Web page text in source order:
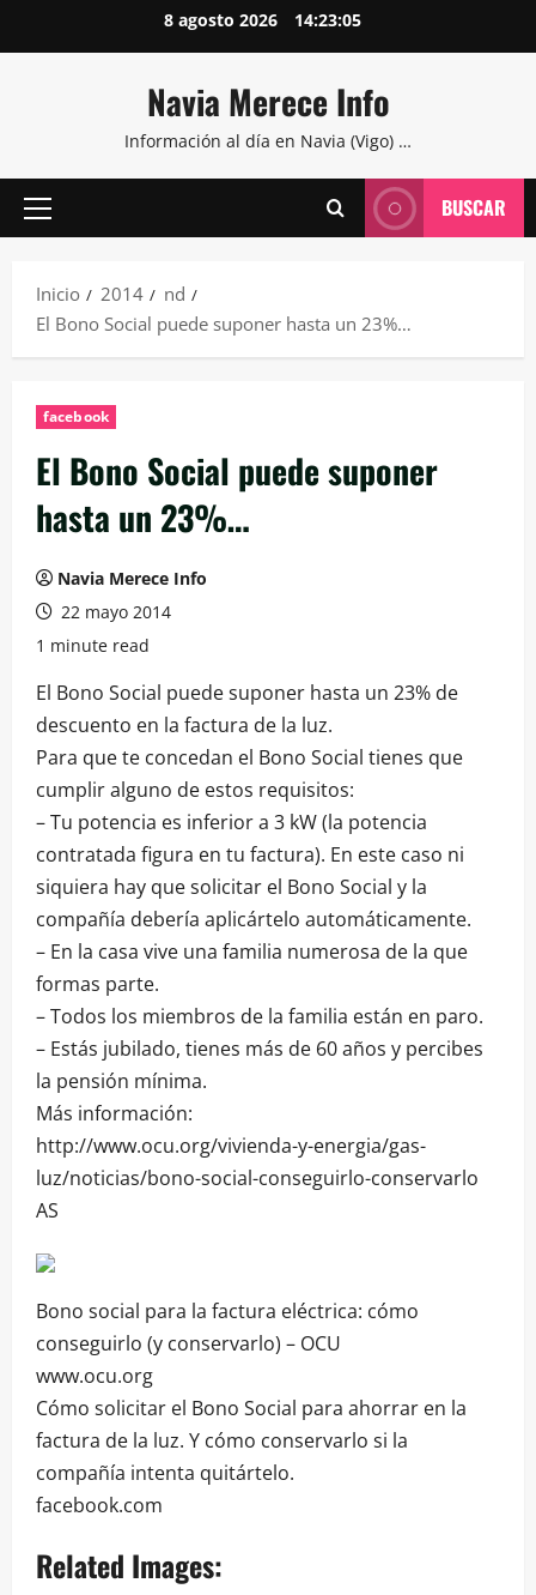
al
8 agosto 2026 14:23:06
Navia Merece Info
Información al día en Navia (Vigo) …
Menú
BUSCAR
Inicio 2014
nd
El Bono Social puede suponer hasta un 23%…
facebook
El Bono Social puede suponer
hasta un 23%…
Navia Merece Info
22 mayo 2014
1 minute read
El Bono Social puede suponer hasta un 23% de
descuento en la factura de la luz.
Para que te concedan el Bono Social tienes que
cumplir alguno de estos requisitos:
– Tu potencia es inferior a 3 kW (la potencia
contratada figura en tu factura). En este caso ni
siquiera hay que solicitar el Bono Social y la
compañía debería aplicártelo automáticamente.
– En la casa vive una familia numerosa de la que
formas parte.
– Todos los miembros de la familia están en paro.
– Estás jubilado, tienes más de 60 años y percibes
la pensión mínima.
Más información:
http://www.ocu.org/vivienda-y-energia/gas-
luz/noticias/bono-social-conseguirlo-conservarlo
AS
Bono social para la factura eléctrica: cómo
conseguirlo (y conservarlo) – OCU
www.ocu.org
Cómo solicitar el Bono Social para ahorrar en la
factura de la luz. Y cómo conservarlo si la
compañía intenta quitártelo.
facebook.com
Related Images: